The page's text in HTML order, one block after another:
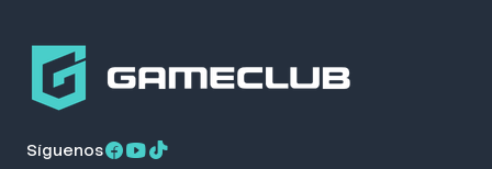
Síguenos